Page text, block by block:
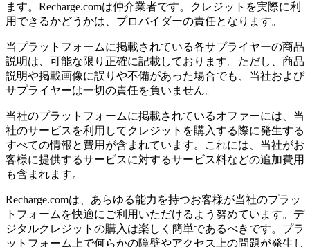
ます。Recharge.comは仲介業者です。クレジットを実際に利
用できるかどうかは、プロバイダーの責任となります。
当プラットフォームに掲載されている各サプライヤーの商品
説明は、可能な限り正確に記載しております。ただし、商品
説明や掲載画像に誤りや不備があった場合でも、当社および
サプライヤーは一切の責任を負いません。
当社のプラットフォームに掲載されているオファーには、当
社のサービスを利用してクレジットを購入する際に発生する
すべての情報と費用が含まれています。これには、当社がお
客様に提供するサービスに対するサービス料などの追加費用
も含まれます。
Recharge.comは、あらゆる能力を持つお客様が当社のプラッ
トフォームを快適にご利用いただけるよう努めています。デ
ジタルクレジットの購入は楽しく簡単であるべきです。プラ
ットフォーム上で何らかの障壁やアクセス上の問題が発生し